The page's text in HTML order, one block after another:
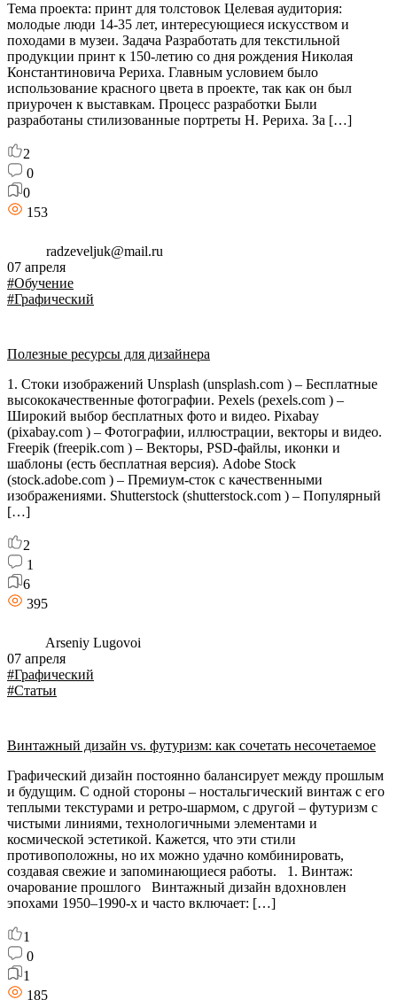
Тема проекта: принт для толстовок Целевая аудитория:
молодые люди 14-35 лет, интересующиеся искусством и
походами в музеи. Задача Разработать для текстильной
продукции принт к 150-летию со дня рождения Николая
Константиновича Рериха. Главным условием было
использование красного цвета в проекте, так как он был
приурочен к выставкам. Процесс разработки Были
разработаны стилизованные портреты Н. Рериха. За […]
2
0
0
153
radzeveljuk@mail.ru
07 апреля
#Обучение
#Графический
Полезные ресурсы для дизайнера
1. Стоки изображений Unsplash (unsplash.com ) – Бесплатные
высококачественные фотографии. Pexels (pexels.com ) –
Широкий выбор бесплатных фото и видео. Pixabay
(pixabay.com ) – Фотографии, иллюстрации, векторы и видео.
Freepik (freepik.com ) – Векторы, PSD-файлы, иконки и
шаблоны (есть бесплатная версия). Adobe Stock
(stock.adobe.com ) – Премиум-сток с качественными
изображениями. Shutterstock (shutterstock.com ) – Популярный
[…]
2
1
6
395
Arseniy Lugovoi
07 апреля
#Графический
#Статьи
Винтажный дизайн vs. футуризм: как сочетать несочетаемое
Графический дизайн постоянно балансирует между прошлым
и будущим. С одной стороны – ностальгический винтаж с его
теплыми текстурами и ретро-шармом, с другой – футуризм с
чистыми линиями, технологичными элементами и
космической эстетикой. Кажется, что эти стили
противоположны, но их можно удачно комбинировать,
создавая свежие и запоминающиеся работы. 1. Винтаж:
очарование прошлого Винтажный дизайн вдохновлен
эпохами 1950–1990-х и часто включает: […]
1
0
1
185